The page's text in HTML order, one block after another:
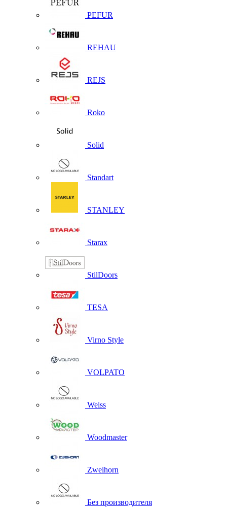
PEFUR
REHAU
REJS
Roko
Solid
Standart
STANLEY
Starax
StilDoors
TESA
Virno Style
VOLPATO
Weiss
Woodmaster
Zweihorn
Без производителя